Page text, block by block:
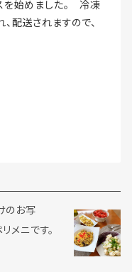
を始めました。 冷凍
配送されますので、
のお写
ニです。